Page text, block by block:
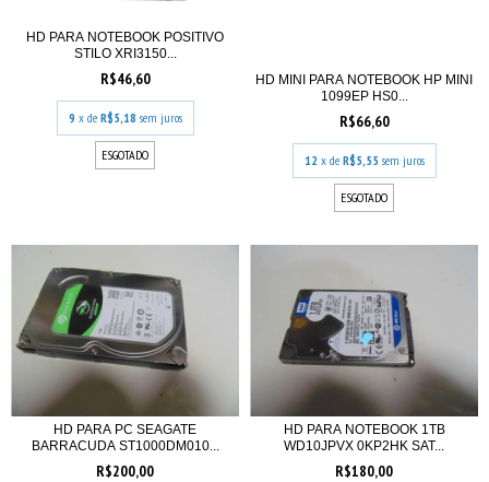
HD PARA NOTEBOOK POSITIVO
STILO XRI3150...
R$46,60
9 x de R$5,18 sem juros
ESGOTADO
HD MINI PARA NOTEBOOK HP MINI
1099EP HS0...
R$66,60
12 x de R$5,55 sem juros
ESGOTADO
HD PARA PC SEAGATE
BARRACUDA ST1000DM010...
R$200,00
HD PARA NOTEBOOK 1TB
WD10JPVX 0KP2HK SAT...
R$180,00